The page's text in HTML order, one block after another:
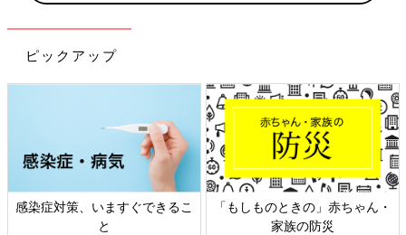
ピックアップ
感染症対策、いますぐできるこ
と
「もしものときの」赤ちゃん・
家族の防災